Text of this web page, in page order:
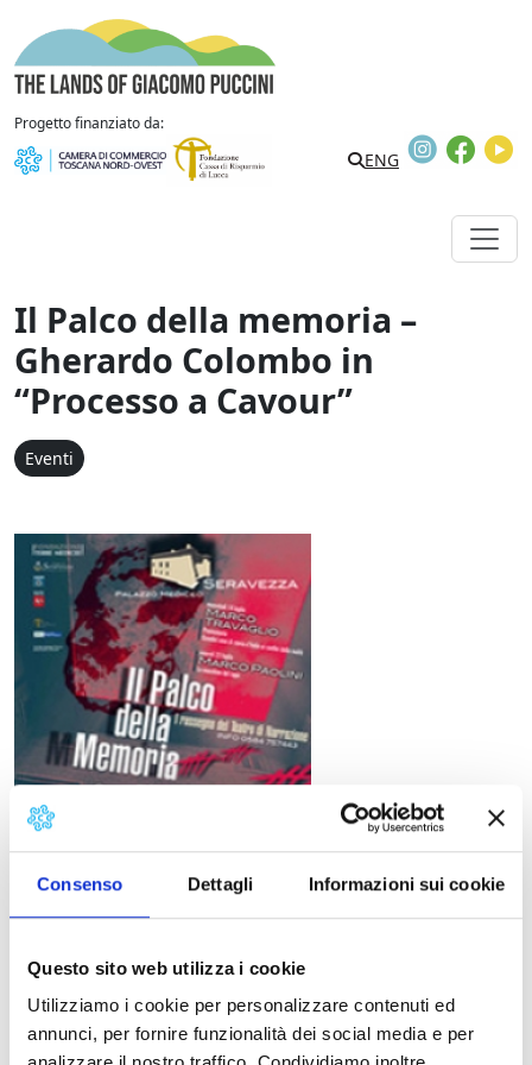
Consenso Dettagli Informazioni sui cookie
Questo sito web utilizza i cookie
Utilizziamo i cookie per personalizzare contenuti ed
annunci, per fornire funzionalità dei social media e per
Vai al contenuto
Progetto finanziato da:
Search
ENG
Instagram
Il Palco della memoria –
Gherardo Colombo in
“Processo a Cavour”
Eventi
Prima edizione de “Il Palco della memoria”, in scena
davanti al Palazzo Mediceo di Seravezza, è una
rassegna improntata al teatro d’impegno civile come
quello narrato di Marco Paolini (il 23 luglio) con lo